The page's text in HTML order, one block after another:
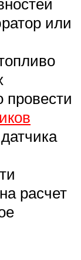
или
провести
расчет